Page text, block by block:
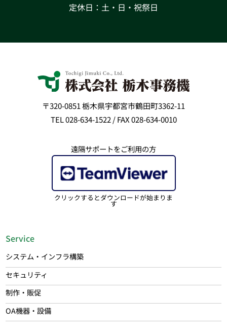
定休日：土・日・祝祭日
〒320-0851 栃木県宇都宮市鶴田町3362-11
TEL 028-634-1522 / FAX 028-634-0010
遠隔サポートをご利用の方
クリックするとダウンロードが始まりま
す
Service
システム・インフラ構築
セキュリティ
制作・販促
OA機器・設備